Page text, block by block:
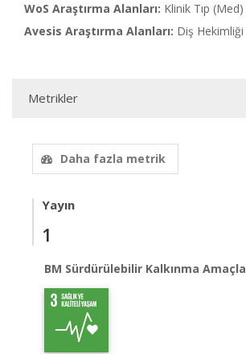
WoS Araştırma Alanları: Klinik Tıp (Med)
Avesis Araştırma Alanları: Diş Hekimliği
Metrikler
Daha fazla metrik
Yayın
1
BM Sürdürülebilir Kalkınma